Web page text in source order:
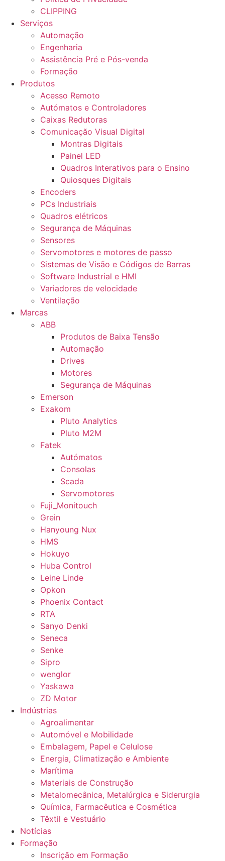
CLIPPING
Serviços
Automação
Engenharia
Assistência Pré e Pós-venda
Formação
Produtos
Acesso Remoto
Autómatos e Controladores
Caixas Redutoras
Comunicação Visual Digital
Montras Digitais
Painel LED
Quadros Interativos para o Ensino
Quiosques Digitais
Encoders
PCs Industriais
Quadros elétricos
Segurança de Máquinas
Sensores
Servomotores e motores de passo
Sistemas de Visão e Códigos de Barras
Software Industrial e HMI
Variadores de velocidade
Ventilação
Marcas
ABB
Produtos de Baixa Tensão
Automação
Drives
Motores
Segurança de Máquinas
Emerson
Exakom
Pluto Analytics
Pluto M2M
Fatek
Autómatos
Consolas
Scada
Servomotores
Fuji_Monitouch
Grein
Hanyoung Nux
HMS
Hokuyo
Huba Control
Leine Linde
Opkon
Phoenix Contact
RTA
Sanyo Denki
Seneca
Senke
Sipro
wenglor
Yaskawa
ZD Motor
Indústrias
Agroalimentar
Automóvel e Mobilidade
Embalagem, Papel e Celulose
Energia, Climatização e Ambiente
Marítima
Materiais de Construção
Metalomecânica, Metalúrgica e Siderurgia
Química, Farmacêutica e Cosmética
Têxtil e Vestuário
Notícias
Formação
Inscrição em Formação